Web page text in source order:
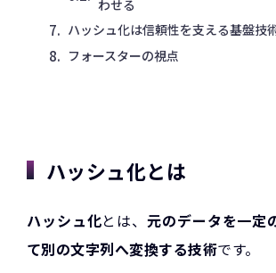
わせる
ハッシュ化は信頼性を支える基盤技
フォースターの視点
ハッシュ化とは
ハッシュ化とは、元のデータを一定
て別の文字列へ変換する技術です。